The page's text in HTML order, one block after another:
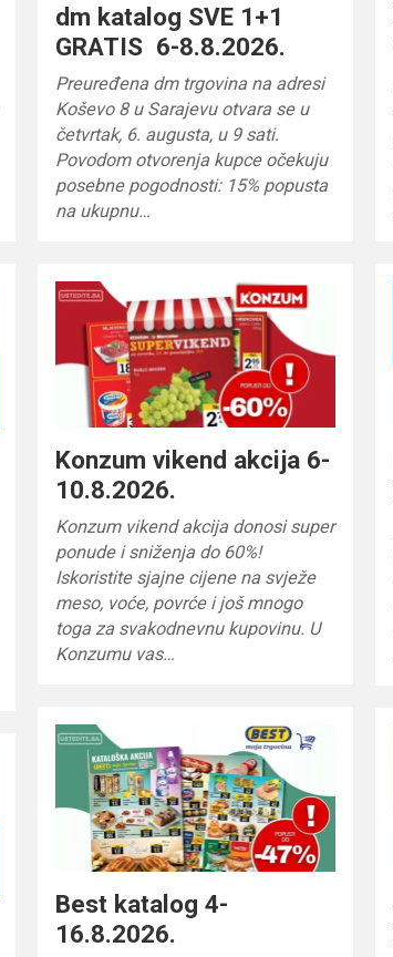
dm katalog SVE 1+1
GRATIS 6-8.8.2026.
Preuređena dm trgovina na adresi
Koševo 8 u Sarajevu otvara se u
četvrtak, 6. augusta, u 9 sati.
Povodom otvorenja kupce očekuju
posebne pogodnosti: 15% popusta
na ukupnu…
Konzum vikend akcija 6-
10.8.2026.
Konzum vikend akcija donosi super
ponude i sniženja do 60%!
Iskoristite sjajne cijene na svježe
meso, voće, povrće i još mnogo
toga za svakodnevnu kupovinu. U
Konzumu vas…
Best katalog 4-
16.8.2026.